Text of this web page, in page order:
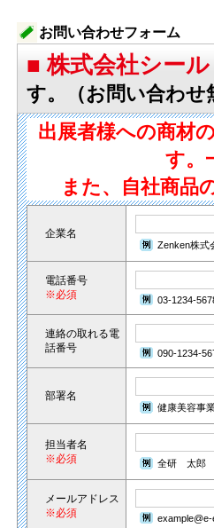
お問い合わせフォーム
■ 株式会社シー
す。（お問い合わせ
出展者様への商材
す。
また、自社商品
企業名
Zenken株式
電話番号
※必須
03-1234-
連絡の取れる電
話番号
090-1234-
部署名
健康美容事
担当者名
※必須
全研 太郎
メールアドレス
※必須